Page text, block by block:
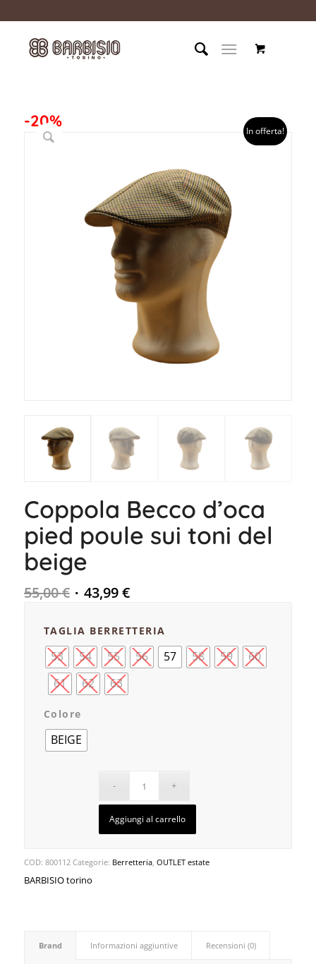
-20%
In offerta!
Coppola Becco d’oca
pied poule sui toni del
beige
55,00€ 43,99€
TAGLIA BERRETTERIA
53 54 55 56 57 58 59
60
61
62 63
Colore
BEIGE
Aggiungi al carrello
COD: 800112 Categorie: Berretteria, OUTLET estate
BARBISIO torino
Brand Informazioni aggiuntive Recensioni (0)